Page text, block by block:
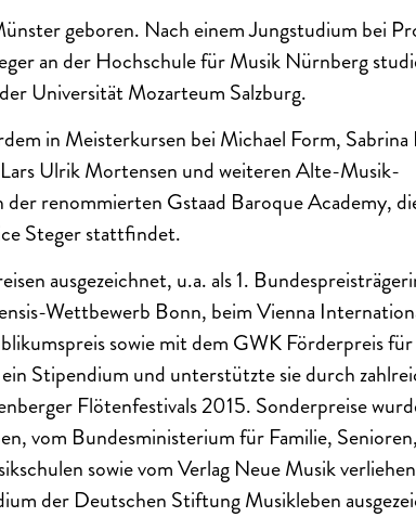
geboren. Nach einem Jungstudium bei
an der Hochschule für Musik Nürnberg
Universität Mozarteum Salzburg.
in Meisterkursen bei Michael Form, Sabrina
Ulrik Mortensen und weiteren Alte-Musik-
der renommierten Gstaad Baroque Academy,
Steger stattfindet.
ausgezeichnet, u.a. als 1.
Wettbewerb Bonn, beim Vienna
sowie mit dem GWK Förderpreis
Stipendium und unterstützte sie durch
Flötenfestivals 2015. Sonderpreise
vom Bundesministerium für Familie,
sowie vom Verlag Neue Musik
der Deutschen Stiftung Musikleben